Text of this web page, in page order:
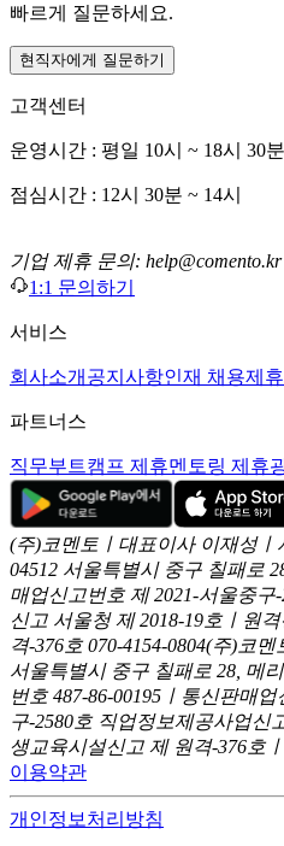
빠르게 질문하세요.
현직자에게 질문하기
고객센터
운영시간 : 평일 10시 ~ 18시 30
점심시간 : 12시 30분 ~ 14시
기업 제휴 문의: help@comento.kr
1:1 문의하기
서비스
회사소개 공지사항인재 채용제
파트너스
직무부트캠프 제휴멘토링 제휴
(주)코멘토ㅣ대표이사 이재성ㅣ
04512 서울특별시 중구 칠패로
매업신고번호 제 2021-서울중
신고 서울청 제 2018-19호ㅣ원
격-376호 070-4154-0804(주)코멘
서울특별시 중구 칠패로 28, 메
번호 487-86-00195ㅣ통신판매
구-2580호 직업정보제공사업신
생교육시설신고 제 원격-376호
이용약관
개인정보처리방침